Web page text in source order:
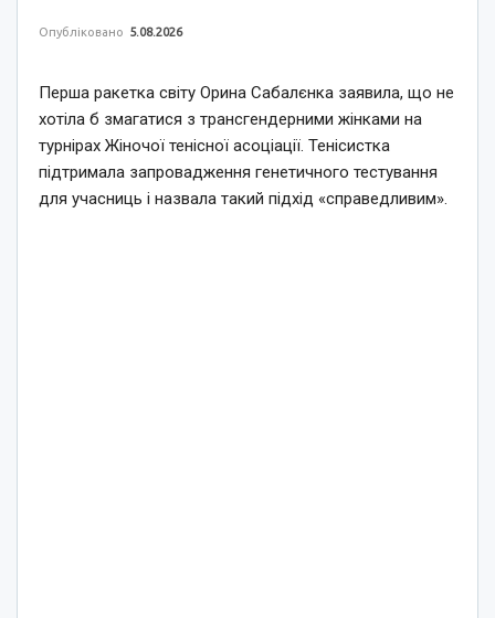
Опубліковано 5.08.2026
Перша ракетка світу Орина Сабалєнка заявила, що не
хотіла б змагатися з трансгендерними жінками на
турнірах Жіночої тенісної асоціації. Тенісистка
підтримала запровадження генетичного тестування
для учасниць і назвала такий підхід «справедливим».